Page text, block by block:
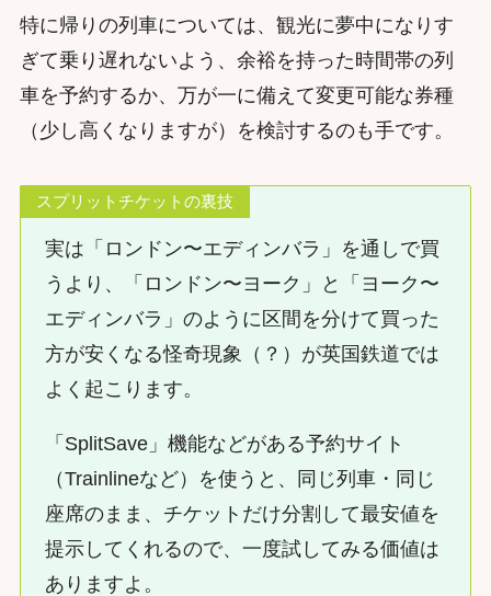
特に帰りの列車については、観光に夢中になりす
ぎて乗り遅れないよう、余裕を持った時間帯の列
車を予約するか、万が一に備えて変更可能な券種
（少し高くなりますが）を検討するのも手です。
スプリットチケットの裏技
実は「ロンドン〜エディンバラ」を通しで買
うより、「ロンドン〜ヨーク」と「ヨーク〜
エディンバラ」のように区間を分けて買った
方が安くなる怪奇現象（？）が英国鉄道では
よく起こります。
「SplitSave」機能などがある予約サイト
（Trainlineなど）を使うと、同じ列車・同じ
座席のまま、チケットだけ分割して最安値を
提示してくれるので、一度試してみる価値は
ありますよ。